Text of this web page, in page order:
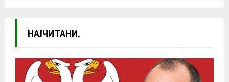
НАЈЧИТАНИ.